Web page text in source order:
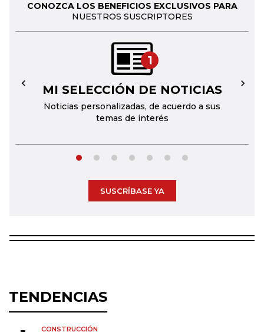
CONOZCA LOS BENEFICIOS EXCLUSIVOS PARA
NUESTROS SUSCRIPTORES
1
MI SELECCIÓN DE NOTICIAS
Noticias personalizadas, de acuerdo a sus
temas de interés
← →
SUSCRÍBASE YA
TENDENCIAS
CONSTRUCCIÓN